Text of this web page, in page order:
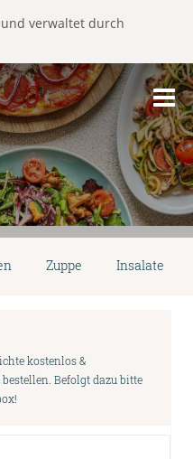
verwaltet durch
Zuppe Insalate
kostenlos &
Befolgt dazu bitte